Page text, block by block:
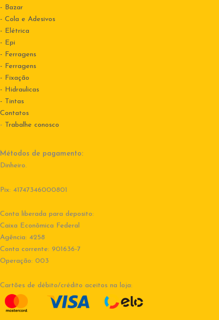
- Bazar
- Cola e Adesivos
- Elétrica
- Epi
- Ferragens
- Ferragens
- Fixação
- Hidraulicas
- Tintas
Contatos
- Trabalhe conosco
Métodos de pagamento:
Dinheiro.
Pix: 41747346000801
Conta liberada para deposito:
Caixa Econômica Federal
Agência: 4258
Conta corrente: 901636-7
Operação: 003
Cartões de débito/crédito aceitos na loja: